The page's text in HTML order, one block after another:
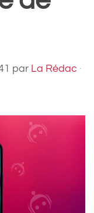
par La Rédac ·